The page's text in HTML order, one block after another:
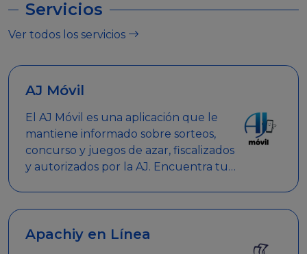
Servicios
Ver todos los servicios
AJ Móvil
El AJ Móvil es una aplicación que le
mantiene informado sobre sorteos,
concurso y juegos de azar, fiscalizados
y autorizados por la AJ. Encuentra tus
clave.
Apachiy en Línea